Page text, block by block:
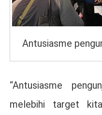
Antusiasme
“Antusiasme
melebihi target